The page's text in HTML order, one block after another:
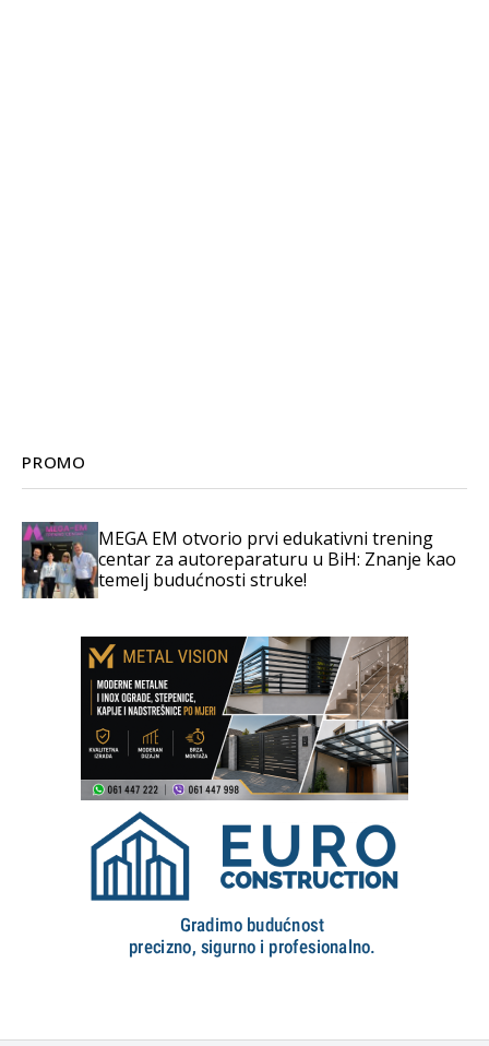
PROMO
MEGA EM otvorio prvi edukativni trening
centar za autoreparaturu u BiH: Znanje kao
temelj budućnosti struke!